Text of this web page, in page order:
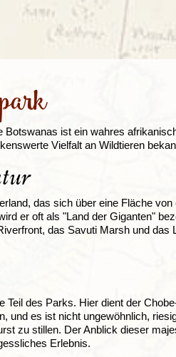
Italien
ist ein wahres
Vielfalt an Wildtieren
das sich über eine Fläche
er oft als "Land der Giganten"
das Savuti Marsh und das
des Parks. Hier dient der
und es ist nicht ungewöhnlich,
zu stillen. Der Anblick dieser
Erlebnis.